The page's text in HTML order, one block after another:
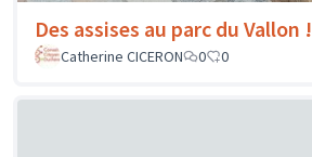
Des assises au parc du Vallon !
Catherine CICERON
0 0